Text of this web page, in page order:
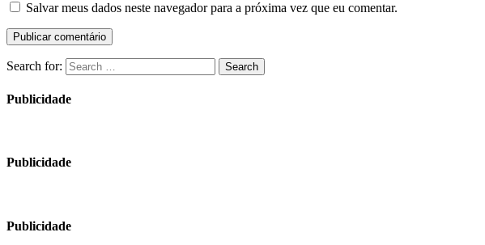
Salvar meus dados neste navegador para a próxima vez que eu comentar.
Search for: Search
Publicidade
Publicidade
Publicidade